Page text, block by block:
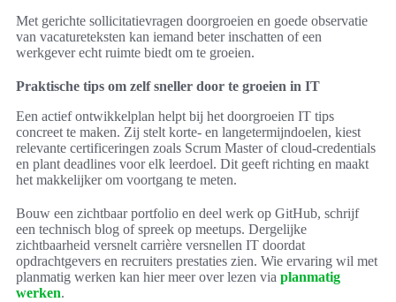
Met gerichte sollicitatievragen doorgroeien en goede observatie
van vacatureteksten kan iemand beter inschatten of een
werkgever echt ruimte biedt om te groeien.
Praktische tips om zelf sneller door te groeien in IT
Een actief ontwikkelplan helpt bij het doorgroeien IT tips
concreet te maken. Zij stelt korte- en langetermijndoelen, kiest
relevante certificeringen zoals Scrum Master of cloud-credentials
en plant deadlines voor elk leerdoel. Dit geeft richting en maakt
het makkelijker om voortgang te meten.
Bouw een zichtbaar portfolio en deel werk op GitHub, schrijf
een technisch blog of spreek op meetups. Dergelijke
zichtbaarheid versnelt carrière versnellen IT doordat
opdrachtgevers en recruiters prestaties zien. Wie ervaring wil met
planmatig werken kan hier meer over lezen via planmatig
werken.